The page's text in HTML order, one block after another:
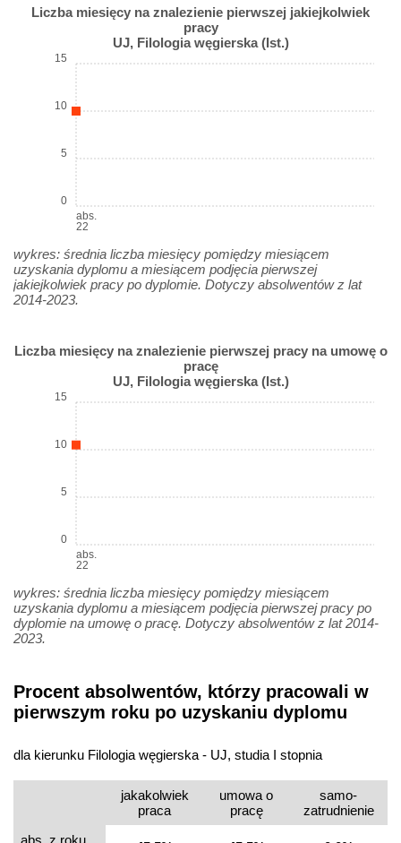
Liczba miesięcy na znalezienie pierwszej jakiejkolwiek
pracy
UJ, Filologia węgierska (Ist.)
abs.
22
0
5
10
15
wykres: średnia liczba miesięcy pomiędzy miesiącem
uzyskania dyplomu a miesiącem podjęcia pierwszej
jakiejkolwiek pracy po dyplomie. Dotyczy absolwentów z lat
2014-2023.
Liczba miesięcy na znalezienie pierwszej pracy na umowę o
pracę
UJ, Filologia węgierska (Ist.)
abs.
22
0
5
10
15
wykres: średnia liczba miesięcy pomiędzy miesiącem
uzyskania dyplomu a miesiącem podjęcia pierwszej pracy po
dyplomie na umowę o pracę. Dotyczy absolwentów z lat 2014-
2023.
Procent absolwentów, którzy pracowali w
pierwszym roku po uzyskaniu dyplomu
dla kierunku Filologia węgierska - UJ, studia I stopnia
jakakolwiek
praca
umowa o
pracę
samo­
zatrudnienie
abs. z roku